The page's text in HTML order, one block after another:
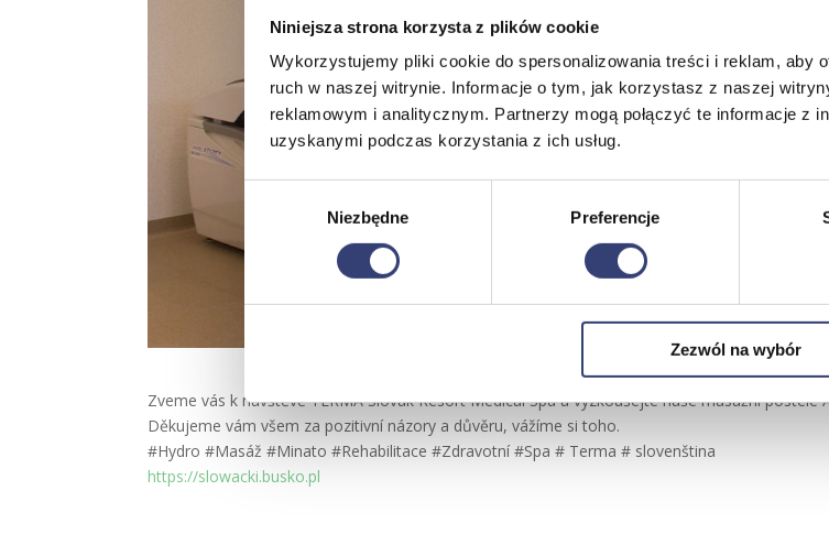
Niniejsza strona korzysta z plików cookie
Wykorzystujemy pliki cookie do spersonalizowania treści i reklam, aby
ruch w naszej witrynie. Informacje o tym, jak korzystasz z naszej
reklamowym i analitycznym. Partnerzy mogą połączyć te informacje z
uzyskanymi podczas korzystania z ich usług.
Niezbędne Preferencje
Zezwól na wybór
Zveme vás k návštěvě TERMA Slovak Resort Medical Spa a vyzkoušejte naše masážní postele
Děkujeme vám všem za pozitivní názory a důvěru, vážíme si toho.
#Hydro #Masáž #Minato #Rehabilitace #Zdravotní #Spa # Terma # slovenština
https://slowacki.busko.pl